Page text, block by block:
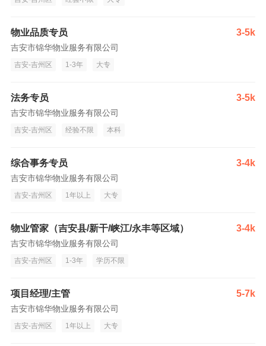
物业品质专员 3-5k
吉安市锦华物业服务有限公司
吉安-吉州区 1-3年 大专
法务专员 3-5k
吉安市锦华物业服务有限公司
吉安-吉州区 经验不限 本科
综合事务专员 3-4k
吉安市锦华物业服务有限公司
吉安-吉州区 1年以上 大专
物业管家（吉安县/新干/峡江/永丰等区域） 3-4k
吉安市锦华物业服务有限公司
吉安-吉州区 1-3年 学历不限
项目经理/主管 5-7k
吉安市锦华物业服务有限公司
吉安-吉州区 1年以上 大专